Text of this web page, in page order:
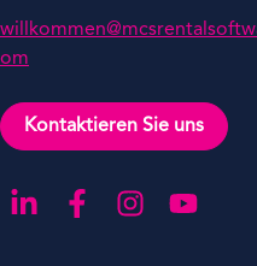
om
Kontaktieren Sie uns
Gehen Sie zu unserer
Gehen Sie zu unserer
Gehen Sie zu
Gehen